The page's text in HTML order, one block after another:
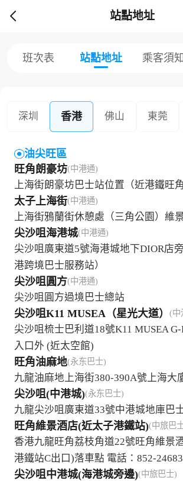
站點地址
班次表 站點地址 乘客須知
深圳 香港 佛山 東莞
油尖旺區
旺角朗豪坊(中港通)
上海街朗豪坊巴士站位置（近港鐵旺角
太子上海街(中港通)
上海街鴉蘭街休憩處（三角公園）維
尖沙咀海港城(中港通)
尖沙咀廣東道5號海港城地下DIOR店
港跨境巴士服務站）
尖沙咀圓方(中港通)
尖沙咀圓方過境巴士總站
尖沙咀K11 MUSEA（星光大道） (中
尖沙咀梳士巴利道18號K11 MUSEA
入口外 (近太空館)
旺角油麻地(永东巴士)
九龍油麻地上海街380-390A號上海大
尖沙咀(中港城)(永东巴士)
九龍尖沙咀廣東道33號中港城地庫巴
旺角維景酒店(近太子港鐵站)(中旅巴
香港九龍旺角荔枝角道22號旺角維景
港鐵站C出口)落車點 電話：852-
尖沙咀中港城(海港城旁邊)(中旅巴士)